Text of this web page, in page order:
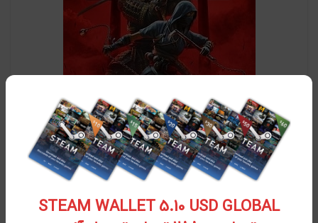
STEAM WALLET 5.10 USD GLOBAL
سی دی کی اورجینال Assassins Creed Shadows